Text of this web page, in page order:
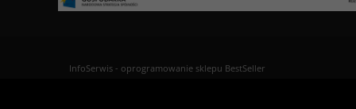
InfoSerwis - oprogramowanie sklepu BestSeller